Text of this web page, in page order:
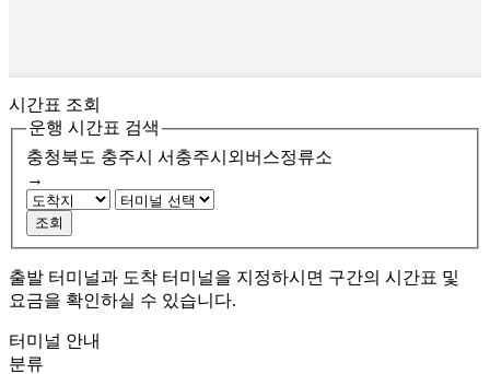
시간표 조회
운행 시간표 검색
충청북도 충주시 서충주시외버스정류소
→
조회
출발 터미널과 도착 터미널을 지정하시면 구간의 시간표 및
요금을 확인하실 수 있습니다.
터미널 안내
분류